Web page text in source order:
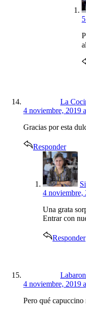
La
4 noviembre, 2019
Gracias por esta
Responder
4 noviembre,
Una grata
Entrar con
Responder
4 noviembre, 2019
Pero qué capuccino